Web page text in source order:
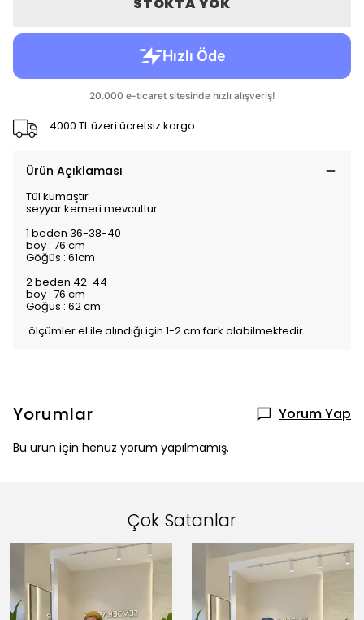
STOKTA YOK
4000 TL üzeri ücretsiz kargo
Ürün Açıklaması
Tül kumaştır
seyyar kemeri mevcuttur
1 beden 36-38-40
boy : 76 cm
Göğüs : 61cm
2 beden 42-44
boy : 76 cm
Göğüs : 62 cm
ölçümler el ile alındığı için 1-2 cm fark olabilmektedir
Yorumlar Yorum Yap
Bu ürün için henüz yorum yapılmamış.
Çok Satanlar